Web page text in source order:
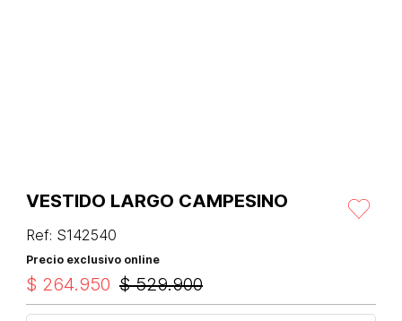
VESTIDO LARGO CAMPESINO
Ref: S142540
Precio exclusivo online
$ 529.900
$ 264.950